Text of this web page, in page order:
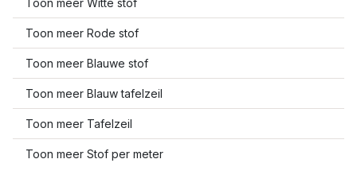
Toon meer Witte stof
Toon meer Rode stof
Toon meer Blauwe stof
Toon meer Blauw tafelzeil
Toon meer Tafelzeil
Toon meer Stof per meter